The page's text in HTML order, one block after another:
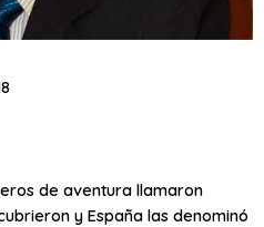
de aventura llamaron
y España las denominó